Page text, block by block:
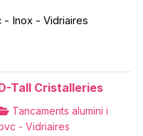
- Inox - Vidriaires
Tall Cristalleries
Tancaments alumini i
- Vidriaires